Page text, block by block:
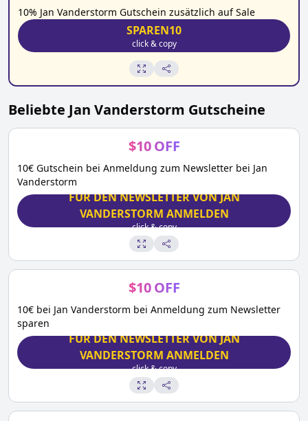
10% Jan Vanderstorm Gutschein zusätzlich auf Sale
SPAREN10
click & copy
Beliebte Jan Vanderstorm Gutscheine
$10 OFF
10€ Gutschein bei Anmeldung zum Newsletter bei Jan
Vanderstorm
FÜR DEN NEWSLETTER VON JAN
VANDERSTORM ANMELDEN
click & copy
$10 OFF
10€ bei Jan Vanderstorm bei Anmeldung zum Newsletter
sparen
FÜR DEN NEWSLETTER VON JAN
VANDERSTORM ANMELDEN
click & copy